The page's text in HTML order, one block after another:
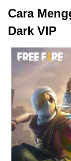
Cara
Dark VIP